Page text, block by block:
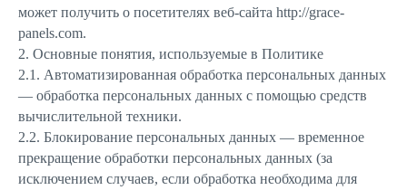
может получить о посетителях веб-сайта http://grace-
panels.com.
2. Основные понятия, используемые в Политике
2.1. Автоматизированная обработка персональных данных
— обработка персональных данных с помощью средств
вычислительной техники.
2.2. Блокирование персональных данных — временное
прекращение обработки персональных данных (за
исключением случаев, если обработка необходима для